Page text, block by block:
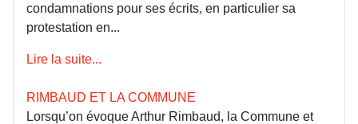
condamnations pour ses écrits, en particulier sa
protestation en...
Lire la suite...
RIMBAUD ET LA COMMUNE
Lorsqu’on évoque Arthur Rimbaud, la Commune et